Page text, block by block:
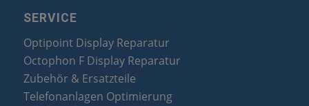
SERVICE
Optipoint Display Reparatur
Octophon F Display Reparatur
Zubehör & Ersatzteile
Telefonanlagen Optimierung